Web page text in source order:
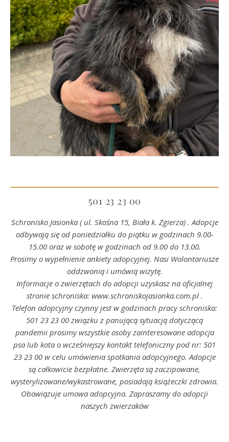
501 23 23 00
Schronisko Jasionka ( ul. Skośna 15, Biała k. Zgierza) . Adopcje
odbywają się od poniedziałku do piątku w godzinach 9.00-
15.00 oraz w sobotę w godzinach od 9.00 do 13.00.
Prosimy o wypełnienie ankiety adopcyjnej. Nasi Wolontariusze
oddzwonią i umówią wizytę.
Informacje o zwierzętach do adopcji uzyskasz na oficjalnej
stronie schroniska: www.schroniskojasionka.com.pl .
Telefon adopcyjny czynny jest w godzinach pracy schroniska:
501 23 23 00 związku z panującą sytuacją dotyczącą
pandemii prosimy wszystkie osoby zainteresowane adopcja
psa lub kota o wcześniejszy kontakt telefoniczny pod nr: 501
23 23 00 w celu umówienia spotkania adopcyjnego. Adopcje
są całkowicie bezpłatne. Zwierzęta są zaczipowane,
wysterylizowane/wykastrowane, posiadają książeczki zdrowia.
Obowiązuje umowa adopcyjna. Zapraszamy do adopcji
naszych zwierzaków